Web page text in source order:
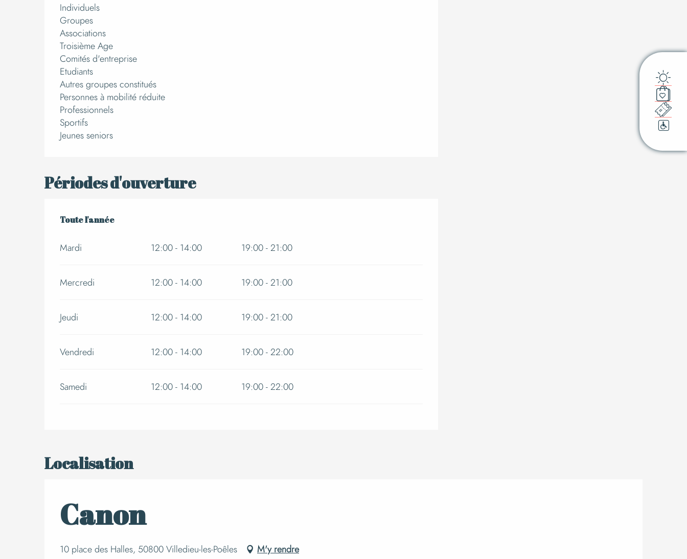
Individuels
Groupes
Associations
Troisième Age
Comités d'entreprise
Etudiants
Autres groupes constitués
Personnes à mobilité réduite
Professionnels
Sportifs
Jeunes seniors
Périodes d'ouverture
Toute l'année
Toute l'année
Mardi 12:00 - 14:00 19:00 - 21:00
Mercredi 12:00 - 14:00 19:00 - 21:00
Jeudi 12:00 - 14:00 19:00 - 21:00
Vendredi 12:00 - 14:00 19:00 - 22:00
Samedi 12:00 - 14:00 19:00 - 22:00
Localisation
Canon
10 place des Halles, 50800 Villedieu-les-Poêles M'y rendre